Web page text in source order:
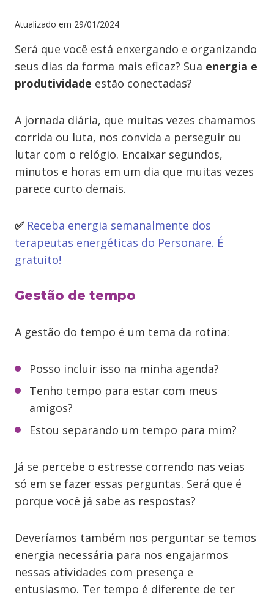
Atualizado em 29/01/2024
Será que você está enxergando e organizando
seus dias da forma mais eficaz? Sua energia e
produtividade estão conectadas?
A jornada diária, que muitas vezes chamamos
corrida ou luta, nos convida a perseguir ou
lutar com o relógio. Encaixar segundos,
minutos e horas em um dia que muitas vezes
parece curto demais.
✅ Receba energia semanalmente dos
terapeutas energéticas do Personare. É
gratuito!
Gestão de tempo
A gestão do tempo é um tema da rotina:
Posso incluir isso na minha agenda?
Tenho tempo para estar com meus
amigos?
Estou separando um tempo para mim?
Já se percebe o estresse correndo nas veias
só em se fazer essas perguntas. Será que é
porque você já sabe as respostas?
Deveríamos também nos perguntar se temos
energia necessária para nos engajarmos
nessas atividades com presença e
entusiasmo. Ter tempo é diferente de ter